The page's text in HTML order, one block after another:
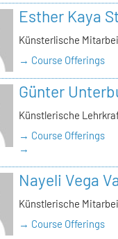
Esther Kaya
Künsterlische
→ Course Offerings
Günter
Künstlerische
→ Course Offerings
→
Nayeli Vega
Künstlerische
→ Course Offerings